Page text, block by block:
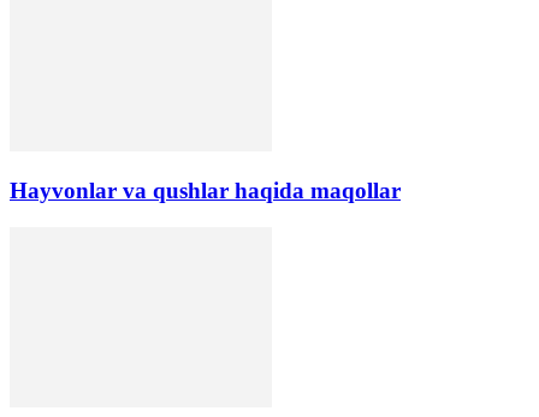
Hayvonlar va qushlar haqida maqollar